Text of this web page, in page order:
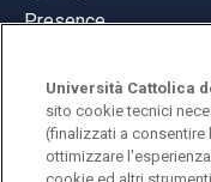
Presence
© Università
Università Cattolica
sito cookie tecnici
(finalizzati a consentire
ottimizzare